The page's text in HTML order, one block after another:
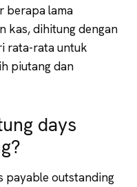
berapa lama
kas, dihitung dengan
rata-rata untuk
piutang dan
days
payable outstanding